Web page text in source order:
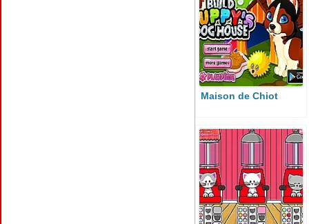
Maison de Chiot